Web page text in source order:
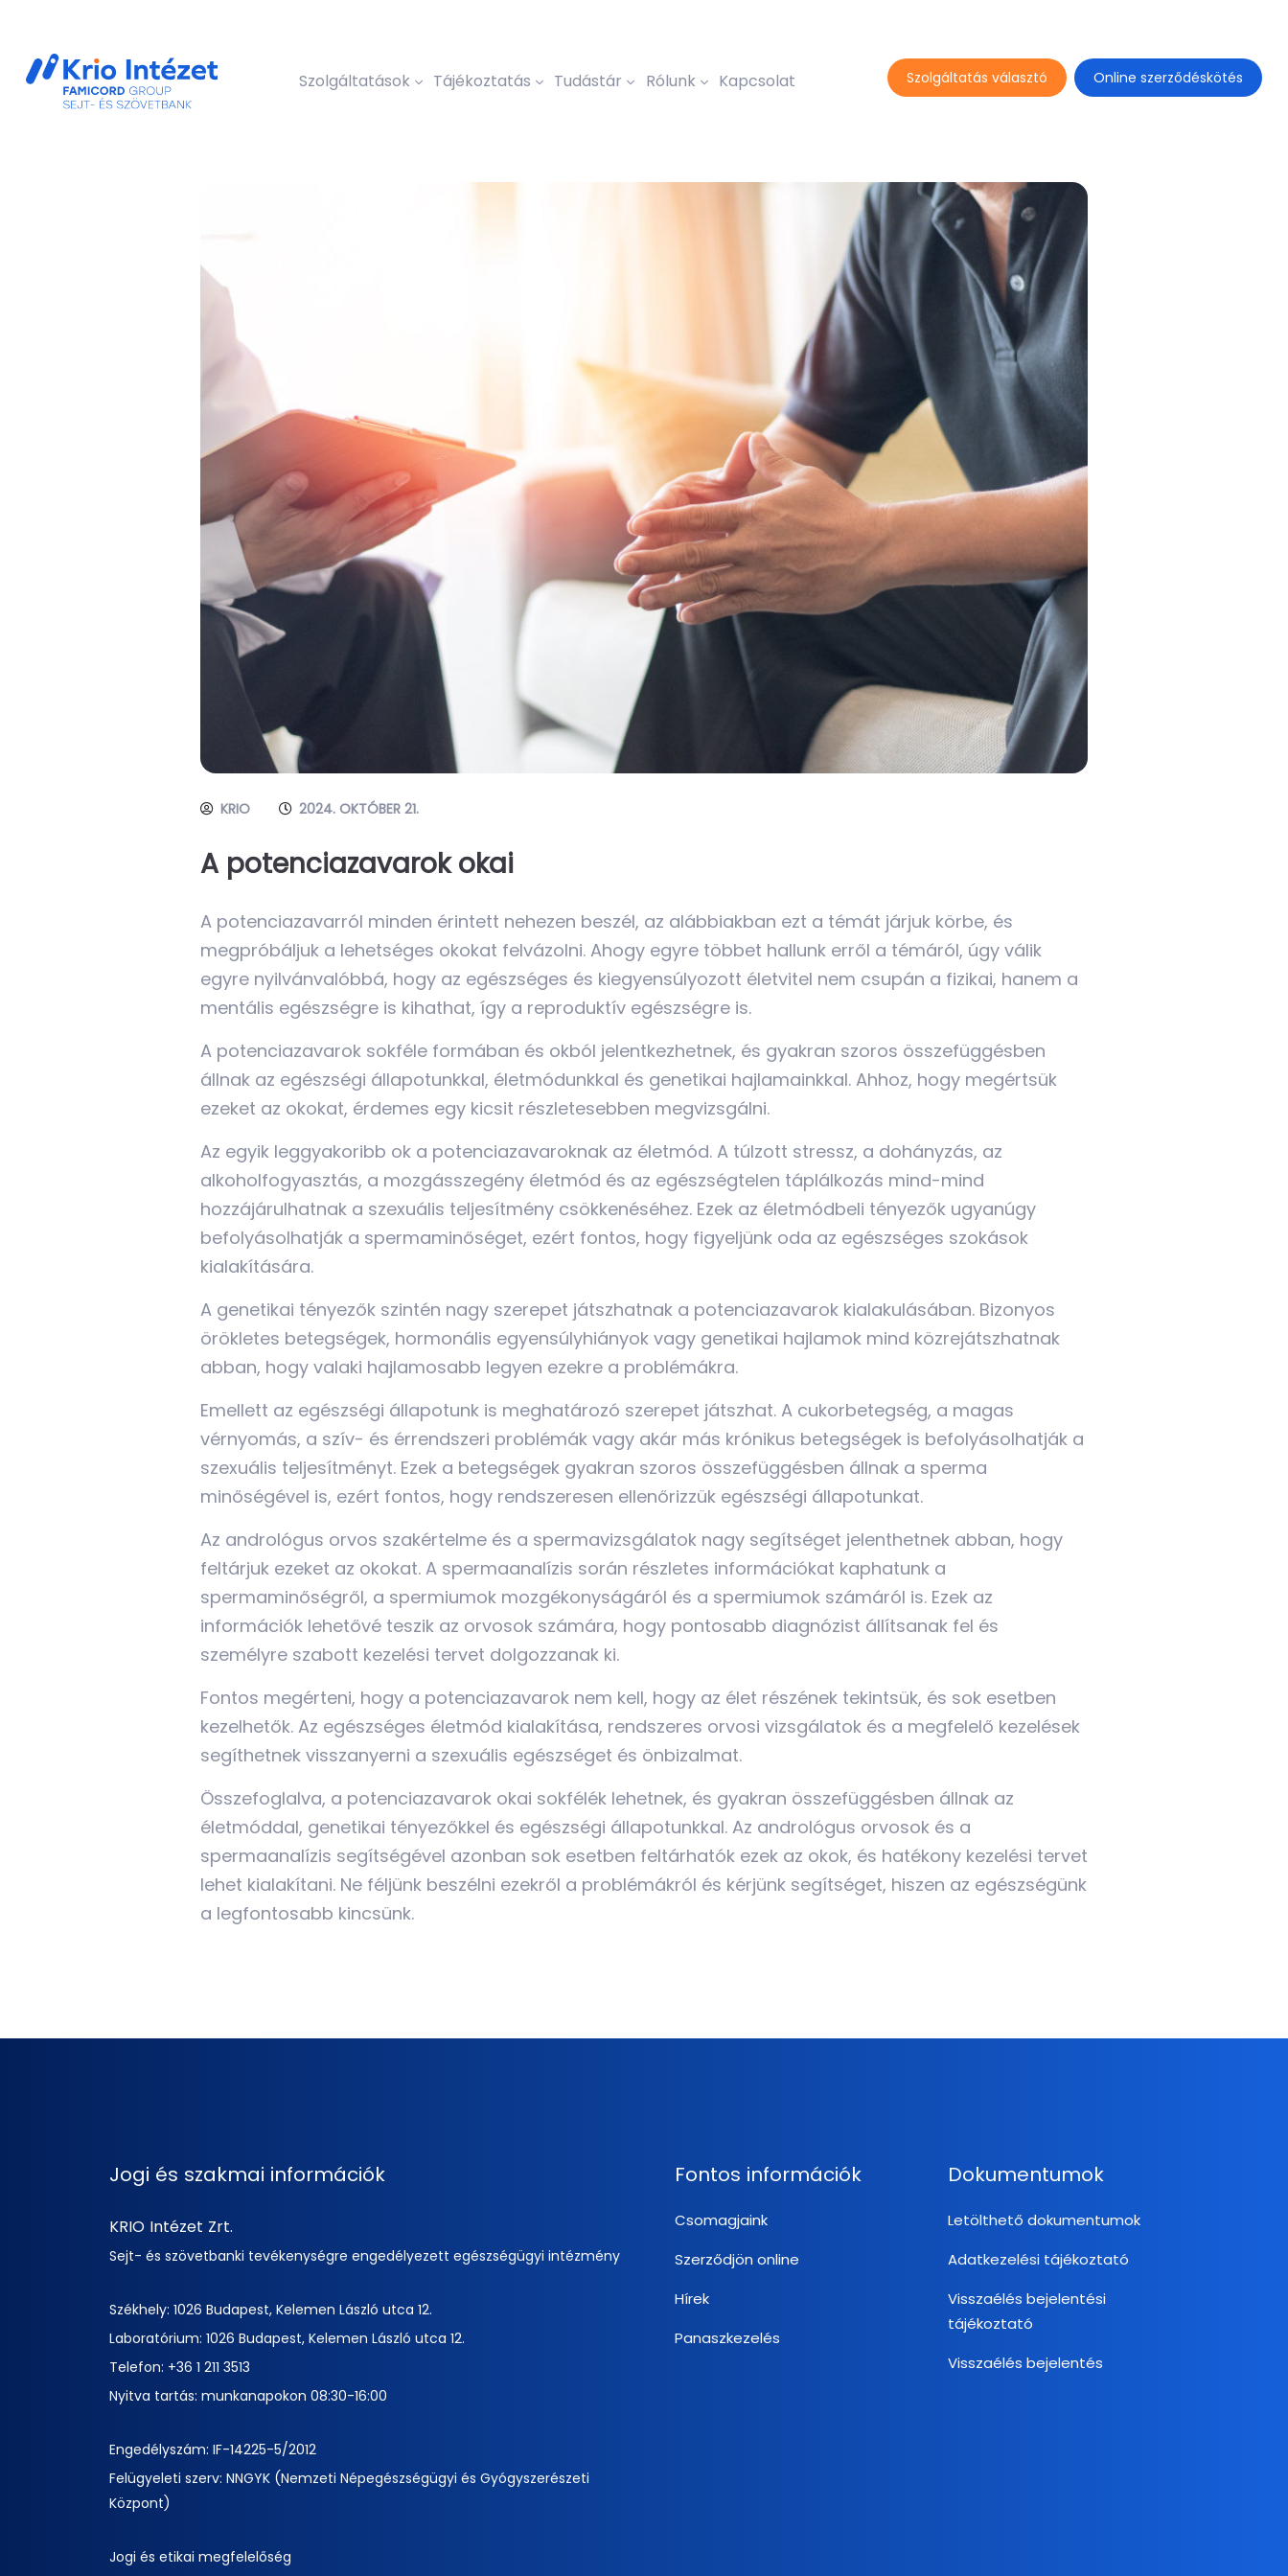
Szolgáltatások Tájékoztatás Tudástár Rólunk Kapcsolat Szolgáltatás választó Online szerződéskötés
KRIO 2024. OKTÓBER 21.
A potenciazavarok okai
A potenciazavarról minden érintett nehezen beszél, az alábbiakban ezt a témát járjuk körbe, és
megpróbáljuk a lehetséges okokat felvázolni. Ahogy egyre többet hallunk erről a témáról, úgy válik
egyre nyilvánvalóbbá, hogy az egészséges és kiegyensúlyozott életvitel nem csupán a fizikai, hanem a
mentális egészségre is kihathat, így a reproduktív egészségre is.
A potenciazavarok sokféle formában és okból jelentkezhetnek, és gyakran szoros összefüggésben
állnak az egészségi állapotunkkal, életmódunkkal és genetikai hajlamainkkal. Ahhoz, hogy megértsük
ezeket az okokat, érdemes egy kicsit részletesebben megvizsgálni.
Az egyik leggyakoribb ok a potenciazavaroknak az életmód. A túlzott stressz, a dohányzás, az
alkoholfogyasztás, a mozgásszegény életmód és az egészségtelen táplálkozás mind-mind
hozzájárulhatnak a szexuális teljesítmény csökkenéséhez. Ezek az életmódbeli tényezők ugyanúgy
befolyásolhatják a spermaminőséget, ezért fontos, hogy figyeljünk oda az egészséges szokások
kialakítására.
A genetikai tényezők szintén nagy szerepet játszhatnak a potenciazavarok kialakulásában. Bizonyos
örökletes betegségek, hormonális egyensúlyhiányok vagy genetikai hajlamok mind közrejátszhatnak
abban, hogy valaki hajlamosabb legyen ezekre a problémákra.
Emellett az egészségi állapotunk is meghatározó szerepet játszhat. A cukorbetegség, a magas
vérnyomás, a szív- és érrendszeri problémák vagy akár más krónikus betegségek is befolyásolhatják a
szexuális teljesítményt. Ezek a betegségek gyakran szoros összefüggésben állnak a sperma
minőségével is, ezért fontos, hogy rendszeresen ellenőrizzük egészségi állapotunkat.
Az andrológus orvos szakértelme és a spermavizsgálatok nagy segítséget jelenthetnek abban, hogy
feltárjuk ezeket az okokat. A spermaanalízis során részletes információkat kaphatunk a
spermaminőségről, a spermiumok mozgékonyságáról és a spermiumok számáról is. Ezek az
információk lehetővé teszik az orvosok számára, hogy pontosabb diagnózist állítsanak fel és
személyre szabott kezelési tervet dolgozzanak ki.
Fontos megérteni, hogy a potenciazavarok nem kell, hogy az élet részének tekintsük, és sok esetben
kezelhetők. Az egészséges életmód kialakítása, rendszeres orvosi vizsgálatok és a megfelelő kezelések
segíthetnek visszanyerni a szexuális egészséget és önbizalmat.
Összefoglalva, a potenciazavarok okai sokfélék lehetnek, és gyakran összefüggésben állnak az
életmóddal, genetikai tényezőkkel és egészségi állapotunkkal. Az andrológus orvosok és a
spermaanalízis segítségével azonban sok esetben feltárhatók ezek az okok, és hatékony kezelési tervet
lehet kialakítani. Ne féljünk beszélni ezekről a problémákról és kérjünk segítséget, hiszen az egészségünk
a legfontosabb kincsünk.
Jogi és szakmai információk
KRIO Intézet Zrt.
Sejt- és szövetbanki tevékenységre engedélyezett egészségügyi intézmény
Székhely: 1026 Budapest, Kelemen László utca 12.
Laboratórium: 1026 Budapest, Kelemen László utca 12.
Telefon: +36 1 211 3513
Nyitva tartás: munkanapokon 08:30-16:00
Engedélyszám: IF-14225-5/2012
Felügyeleti szerv: NNGYK (Nemzeti Népegészségügyi és Gyógyszerészeti
Központ)
Jogi és etikai megfelelőség
Fontos információk
Csomagjaink
Szerződjön online
Hírek
Panaszkezelés
Dokumentumok
Letölthető dokumentumok
Adatkezelési tájékoztató
Visszaélés bejelentési
tájékoztató
Visszaélés bejelentés